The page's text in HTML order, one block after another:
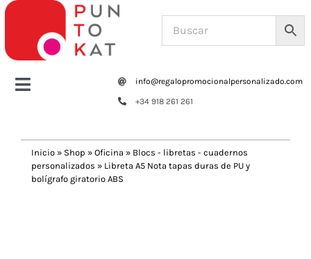
Saltar
contenido
Toggle
Tazas y botellas
info@regalopromocionalpersonalizado.com
+34 918 261 261
Inicio » Shop » Oficina » Blocs - libretas - cuadernos
personalizados » Libreta A5 Nota tapas duras de PU y
bolígrafo giratorio ABS